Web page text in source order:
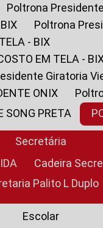
Poltrona
Poltrona
- BIX
EM TELA -
Giratoria
ONIX
SONG PRETA
Secretária
Cadeira
Palito L Duplo
Escolar